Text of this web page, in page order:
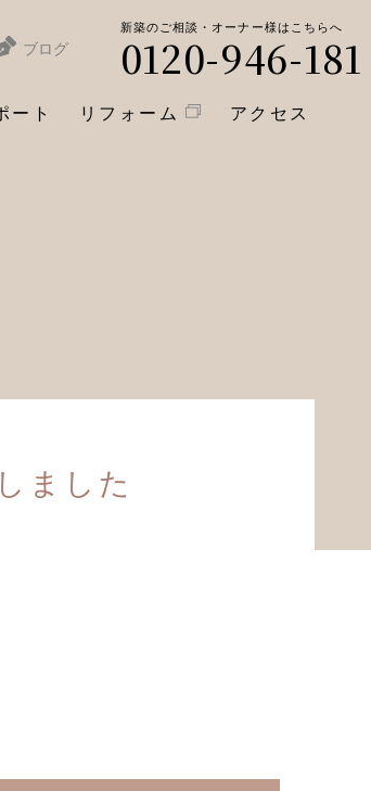
ブログ
新築のご相談・オーナー様はこちらへ
0120-946-181
ート リフォーム アクセス
ました